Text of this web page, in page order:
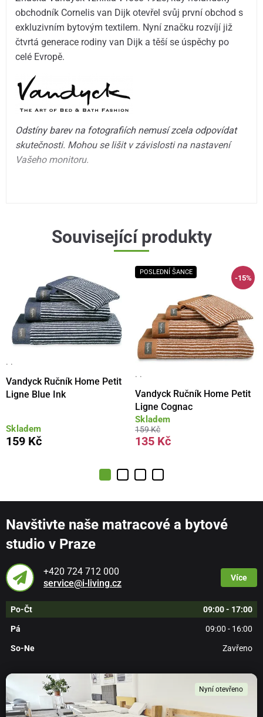
obchodník Cornelis van Dijk otevřel svůj první obchod s
exkluzivním bytovým textilem. Nyní značku rozvíjí již
čtvrtá generace rodiny van Dijk a těší se úspěchy po
celé Evropě.
Odstíny barev na fotografiích nemusí zcela odpovídat
skutečnosti. Mohou se lišit v závislosti na nastavení
Vašeho monitoru.
Související produkty
· ·
Vandyck Ručník Home Petit
Ligne Blue Ink
Skladem
159 Kč
POSLEDNÍ ŠANCE
-15%
· ·
Vandyck Ručník Home Petit
Ligne Cognac
Skladem
159 Kč
135 Kč
Navštivte naše matracové a bytové
studio v Praze
+420 724 712 000
service@i-living.cz
Více
Po-Čt 09:00 - 17:00
Pá 09:00 - 16:00
So-Ne Zavřeno
Nyní otevřeno